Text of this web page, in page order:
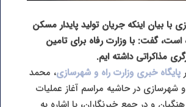
با بیان اینکه جریان تولید پایدار مسکن
است، گفت: با وزارت رفاه برای تامین
مذاکراتی داشته ایم.
پایگاه خبری وزارت راه و شهرسازی، محمد
و شهرسازی در حاشیه مراسم آغاز عملیات